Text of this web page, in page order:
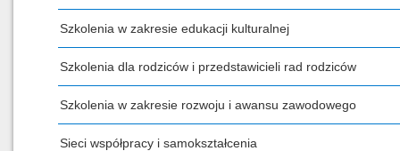
Szkolenia w zakresie edukacji kulturalnej
Szkolenia dla rodziców i przedstawicieli rad rodziców
Szkolenia w zakresie rozwoju i awansu zawodowego
Sieci współpracy i samokształcenia